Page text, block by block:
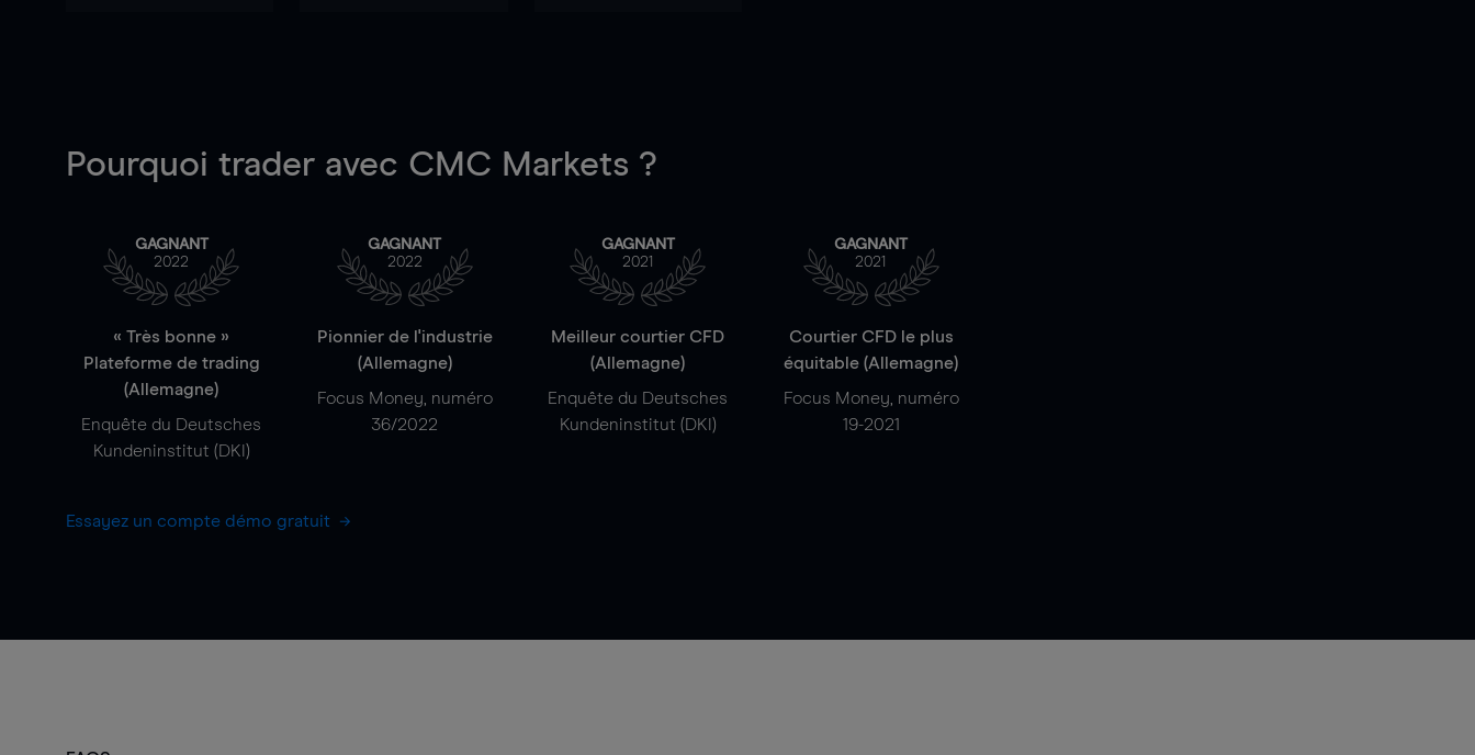
Pourquoi trader avec CMC Markets ?
GAGNANT
2022
« Très bonne »
Plateforme de trading
(Allemagne)
Enquête du Deutsches
Kundeninstitut (DKI)
GAGNANT
2022
Pionnier de l'industrie
(Allemagne)
Focus Money, numéro
36/2022
GAGNANT
2021
Meilleur courtier CFD
(Allemagne)
Enquête du Deutsches
Kundeninstitut (DKI)
GAGNANT
2021
Courtier CFD le plus
équitable (Allemagne)
Focus Money, numéro
19-2021
Essayez un compte démo gratuit